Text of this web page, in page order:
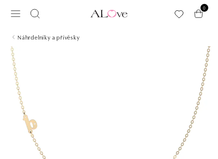
0
Náhrdelníky a přívěsky